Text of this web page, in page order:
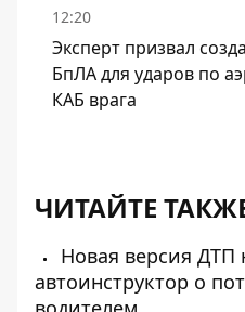
12:20
Эксперт призвал
БпЛА для ударов по
КАБ врага
ЧИТАЙТЕ
Новая версия
автоинструктор о